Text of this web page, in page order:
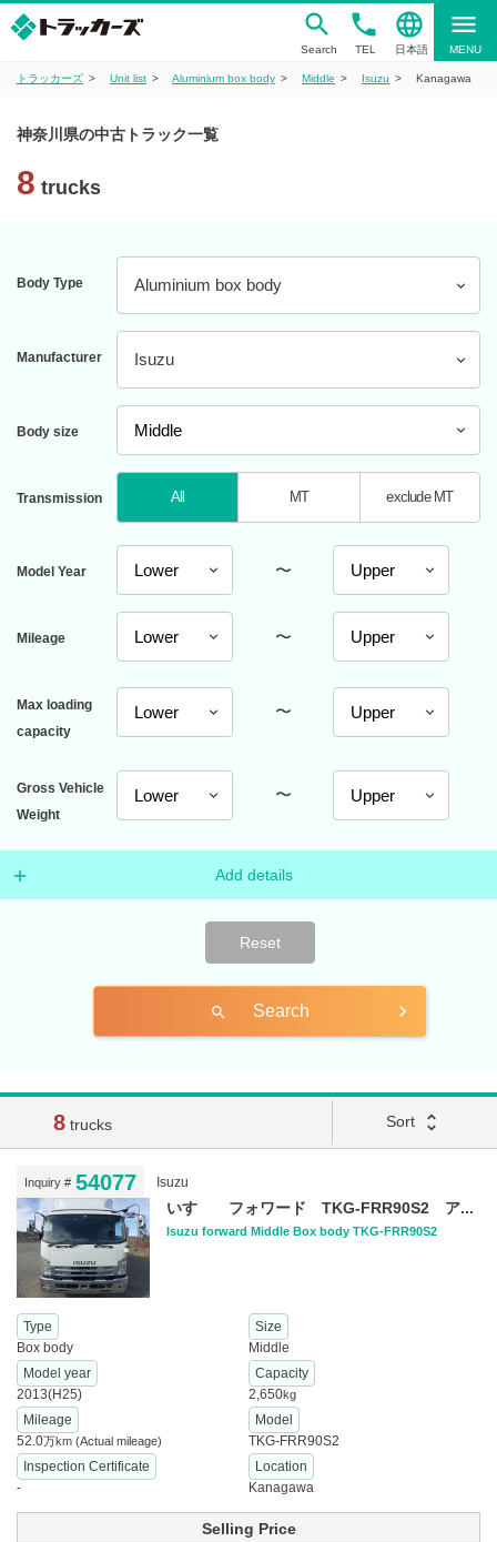
Search
phone
TEL
language
日本語
menu
MENU
トラッカーズ Unit list Aluminium box body Middle Isuzu Kanagawa
神奈川県の中古トラック一覧
8 trucks
Body Type Aluminium box body
Manufacturer Isuzu
Body size
Transmission All MT exclude MT
Model Year 〜
Mileage 〜
Max loading
capacity
〜
Gross Vehicle
Weight
〜
Add details
Reset
search Search
8 trucks Sort unfold_more
Inquiry # 54077 Isuzu
いすゞ フォワード TKG-FRR90S2 ア...
Isuzu forward Middle Box body TKG-FRR90S2
Type
Box body
Size
Middle
Model year
2013(H25)
Capacity
2,650kg
Mileage
52.0万km (Actual mileage)
Model
TKG-FRR90S2
Inspection Certificate
-
Location
Kanagawa
Selling Price